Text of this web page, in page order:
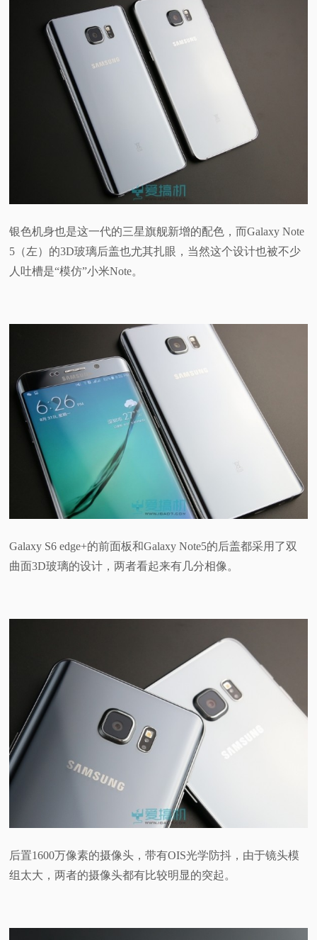
银色机身也是这一代的三星旗舰新增的配色，而Galaxy Note
5（左）的3D玻璃后盖也尤其扎眼，当然这个设计也被不少
人吐槽是“模仿”小米Note。
Galaxy S6 edge+的前面板和Galaxy Note5的后盖都采用了双
曲面3D玻璃的设计，两者看起来有几分相像。
后置1600万像素的摄像头，带有OIS光学防抖，由于镜头模
组太大，两者的摄像头都有比较明显的突起。